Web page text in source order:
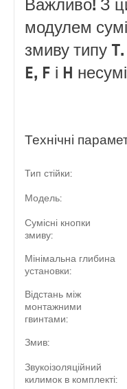
Технічні
Тип стійки:
Модель:
Сумісні кнопки
змиву:
Мінімальна глибина
установки:
Відстань між
монтажними
гвинтами:
Змив:
Звукоізоляційний
килимок в комплекті:
модулем
змиву типу
E, F і H